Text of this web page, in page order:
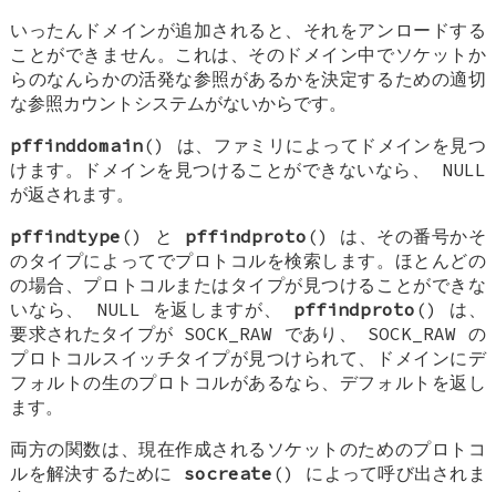
いったんドメインが追加されると、それをアンロードする
ことができません。これは、そのドメイン中でソケットか
らのなんらかの活発な参照があるかを決定するための適切
な参照カウントシステムがないからです。
pffinddomain() は、ファミリによってドメインを見つ
けます。ドメインを見つけることができないなら、 NULL
が返されます。
pffindtype () と pffindproto () は、その番号かそ
のタイプによってでプロトコルを検索します。ほとんどの
の場合、プロトコルまたはタイプが見つけることができな
いなら、 NULL を返しますが、 pffindproto () は、
要求されたタイプが SOCK_RAW であり、 SOCK_RAW の
プロトコルスイッチタイプが見つけられて、ドメインにデ
フォルトの生のプロトコルがあるなら、デフォルトを返し
ます。
両方の関数は、現在作成されるソケットのためのプロトコ
ルを解決するために socreate () によって呼び出されま